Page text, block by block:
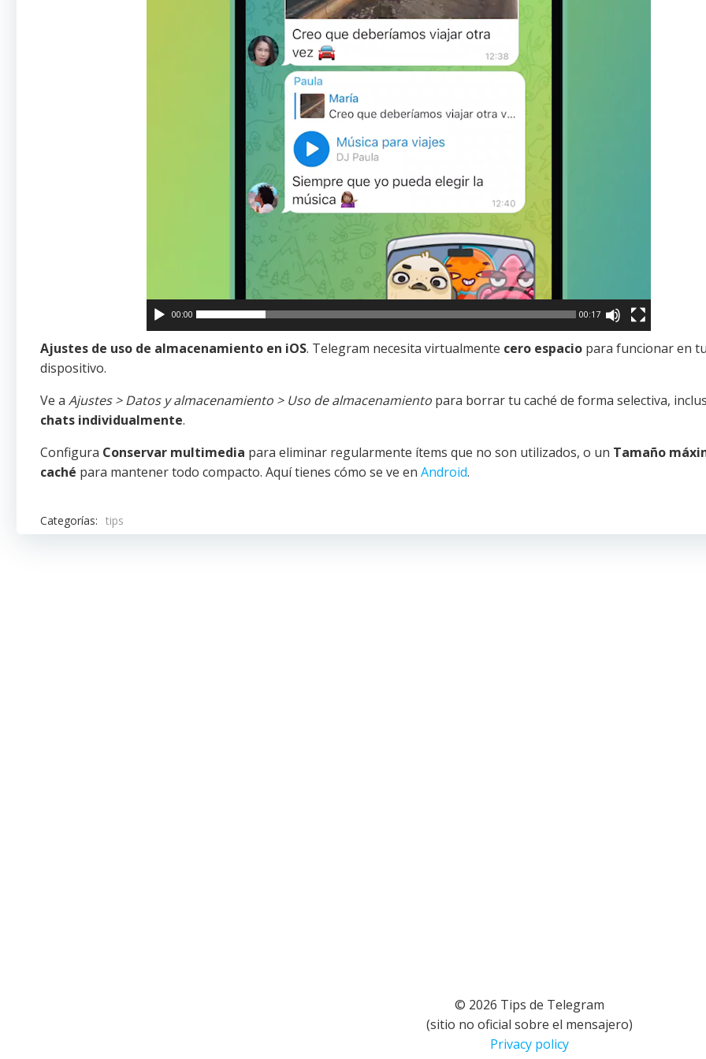
00:00 00:17
Ajustes de uso de almacenamiento en iOS. Telegram necesita virtualmente cero espacio para funcionar en
dispositivo.
Ve a Ajustes > Datos y almacenamiento > Uso de almacenamiento para borrar tu caché de forma selectiva,
chats individualmente.
Configura Conservar multimedia para eliminar regularmente ítems que no son utilizados, o un Tamaño
caché para mantener todo compacto. Aquí tienes cómo se ve en Android.
Categorías: tips
© 2026 Tips de Telegram
(sitio no oficial sobre el mensajero)
Privacy policy